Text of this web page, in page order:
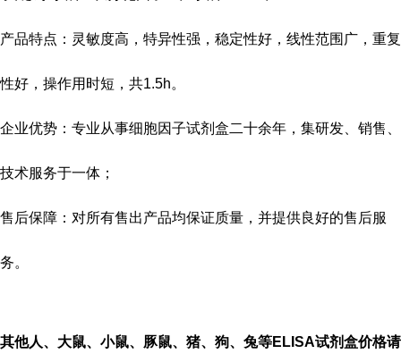
产品特点：灵敏度高，特异性强，稳定性好，线性范围广，重复
性好，操作用时短，共1.5h。
企业优势：专业从事细胞因子试剂盒二十余年，集研发、销售、
技术服务于一体；
售后保障：对所有售出产品均保证质量，并提供良好的售后服
务。
其他人、大鼠、小鼠、豚鼠、猪、狗、兔等ELISA试剂盒价格请